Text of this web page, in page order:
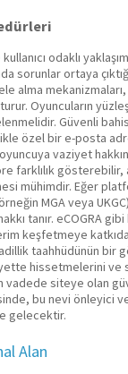
odaklı
sorunlar ortaya
ele alma
Oyuncuların
Güvenli
özel bir e-posta
vaziyet
farklılık
mühimdir. Eğer
MGA veya
tanır. eCOGRA
keşfetmeye
taahhüdünün bir
hissetmelerini ve
vadede siteye olan
bu nevi önleyici
gelecektir.
Alan